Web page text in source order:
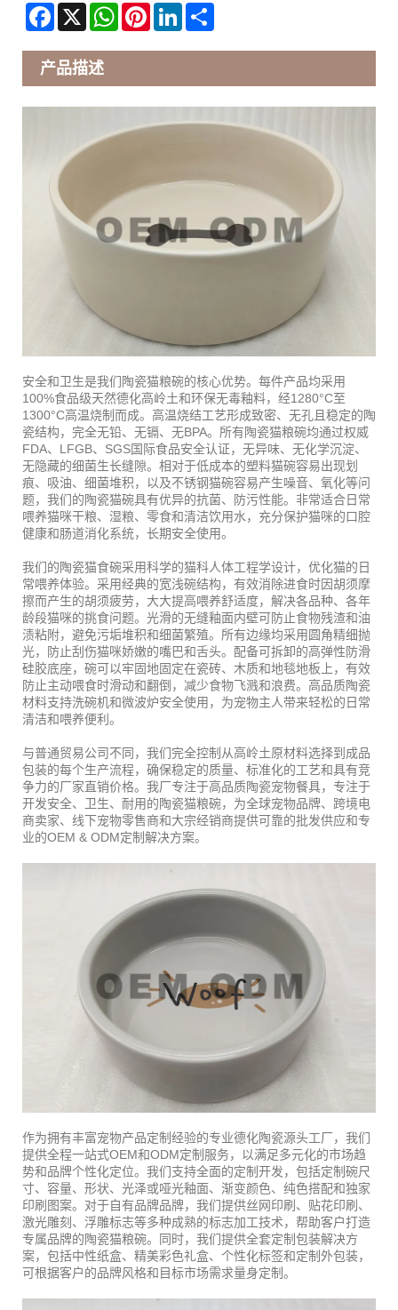
Facebook
X WhatsAppPinterestLinkedIn
产品描述
安全和卫生是我们陶瓷猫粮碗的核心优势。每件产品均采用
100%食品级天然德化高岭土和环保无毒釉料，经1280°C至
1300°C高温烧制而成。高温烧结工艺形成致密、无孔且稳定的陶
瓷结构，完全无铅、无镉、无BPA。所有陶瓷猫粮碗均通过权威
FDA、LFGB、SGS国际食品安全认证，无异味、无化学沉淀、
无隐藏的细菌生长缝隙。相对于低成本的塑料猫碗容易出现划
痕、吸油、细菌堆积，以及不锈钢猫碗容易产生噪音、氧化等问
题，我们的陶瓷猫碗具有优异的抗菌、防污性能。非常适合日常
喂养猫咪干粮、湿粮、零食和清洁饮用水，充分保护猫咪的口腔
健康和肠道消化系统，长期安全使用。
我们的陶瓷猫食碗采用科学的猫科人体工程学设计，优化猫的日
常喂养体验。采用经典的宽浅碗结构，有效消除进食时因胡须摩
擦而产生的胡须疲劳，大大提高喂养舒适度，解决各品种、各年
龄段猫咪的挑食问题。光滑的无缝釉面内壁可防止食物残渣和油
渍粘附，避免污垢堆积和细菌繁殖。所有边缘均采用圆角精细抛
光，防止刮伤猫咪娇嫩的嘴巴和舌头。配备可拆卸的高弹性防滑
硅胶底座，碗可以牢固地固定在瓷砖、木质和地毯地板上，有效
防止主动喂食时滑动和翻倒，减少食物飞溅和浪费。高品质陶瓷
材料支持洗碗机和微波炉安全使用，为宠物主人带来轻松的日常
清洁和喂养便利。
与普通贸易公司不同，我们完全控制从高岭土原材料选择到成品
包装的每个生产流程，确保稳定的质量、标准化的工艺和具有竞
争力的厂家直销价格。我厂专注于高品质陶瓷宠物餐具，专注于
开发安全、卫生、耐用的陶瓷猫粮碗，为全球宠物品牌、跨境电
商卖家、线下宠物零售商和大宗经销商提供可靠的批发供应和专
业的OEM & ODM定制解决方案。
作为拥有丰富宠物产品定制经验的专业德化陶瓷源头工厂，我们
提供全程一站式OEM和ODM定制服务，以满足多元化的市场趋
势和品牌个性化定位。我们支持全面的定制开发，包括定制碗尺
寸、容量、形状、光泽或哑光釉面、渐变颜色、纯色搭配和独家
印刷图案。对于自有品牌品牌，我们提供丝网印刷、贴花印刷、
激光雕刻、浮雕标志等多种成熟的标志加工技术，帮助客户打造
专属品牌的陶瓷猫粮碗。同时，我们提供全套定制包装解决方
案，包括中性纸盒、精美彩色礼盒、个性化标签和定制外包装，
可根据客户的品牌风格和目标市场需求量身定制。